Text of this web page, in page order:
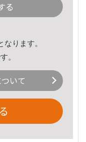
る
ります。
。
いて